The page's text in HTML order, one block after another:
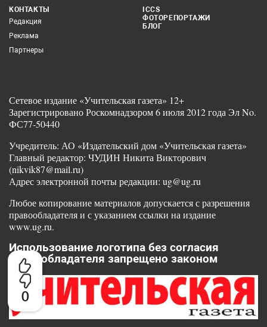
0
КОНТАКТЫ
Редакция
Реклама
Партнеры
ICCS
ФОТОРЕПОРТАЖИ
БЛОГ
Сетевое издание «Учительская газета» 12+
Зарегистрировано Роскомнадзором 6 июля 2012 года Эл No.
ФС77-50440
Учредитель: АО «Издательский дом «Учительская газета»
Главный редактор: ЧУДИН Никита Викторович
(nikvik87@mail.ru)
Адрес электронной почты редакции: ug@ug.ru
Любое копирование материалов допускается с разрешения
правообладателя и с указанием ссылки на издание
www.ug.ru.
Использование логотипа без согласия
правообладателя запрещено законом